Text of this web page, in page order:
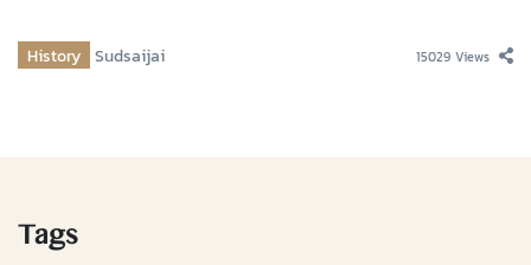
History Sudsaijai 15029 Views
Tags